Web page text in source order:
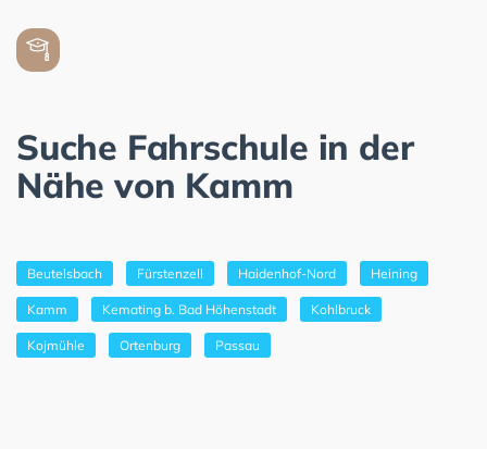
Suche Fahrschule in der
Nähe von Kamm
Beutelsbach Fürstenzell Haidenhof-Nord Heining
Kamm Kemating b. Bad Höhenstadt Kohlbruck
Kojmühle Ortenburg Passau